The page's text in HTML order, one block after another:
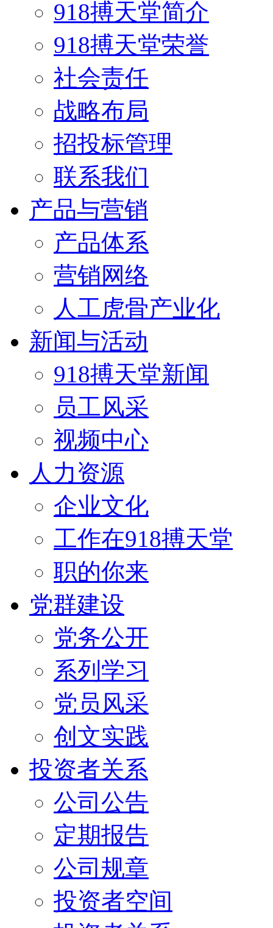
918搏天堂简介
918搏天堂荣誉
社会责任
战略布局
招投标管理
联系我们
产品与营销
产品体系
营销网络
人工虎骨产业化
新闻与活动
918搏天堂新闻
员工风采
视频中心
人力资源
企业文化
工作在918搏天堂
职的你来
党群建设
党务公开
系列学习
党员风采
创文实践
投资者关系
公司公告
定期报告
公司规章
投资者空间